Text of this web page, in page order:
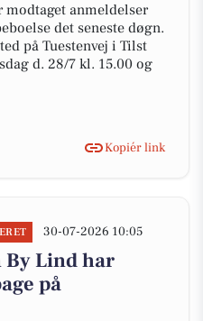
anmeldelser
det seneste døgn.
på Tuestenvej i Tilst
d. 28/7 kl. 15.00 og
Kopiér link
30-07-2026 10:05
Lind har
på